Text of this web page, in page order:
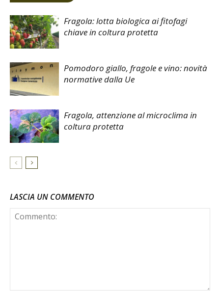
Fragola: lotta biologica ai fitofagi
chiave in coltura protetta
Pomodoro giallo, fragole e vino: novità
normative dalla Ue
Fragola, attenzione al microclima in
coltura protetta
LASCIA UN COMMENTO